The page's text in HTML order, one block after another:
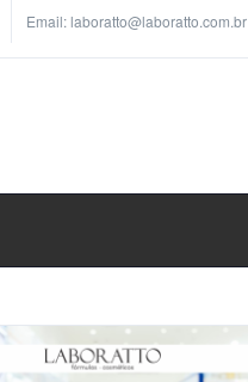
Email: laboratto@laboratto.com.br